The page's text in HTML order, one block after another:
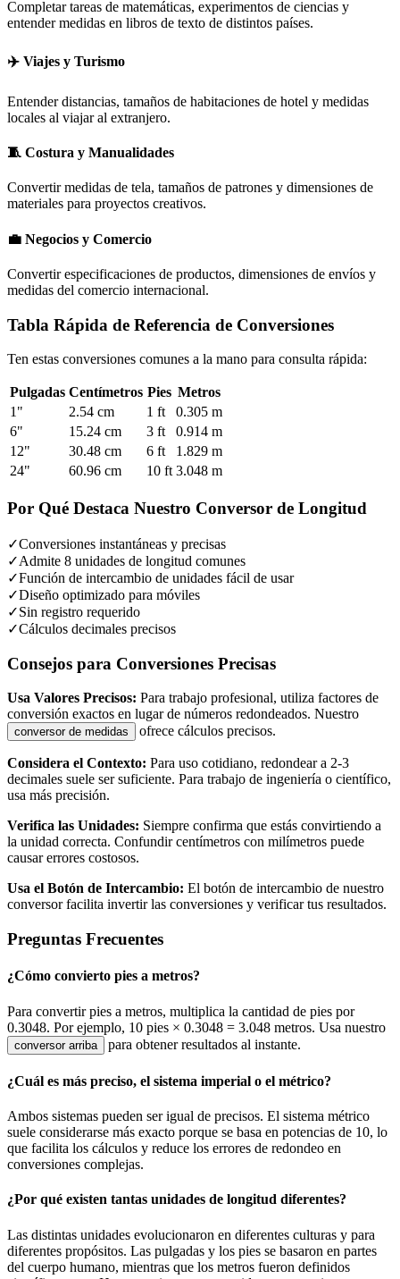
Completar tareas de matemáticas, experimentos de ciencias y
entender medidas en libros de texto de distintos países.
✈️ Viajes y Turismo
Entender distancias, tamaños de habitaciones de hotel y medidas
locales al viajar al extranjero.
🧵 Costura y Manualidades
Convertir medidas de tela, tamaños de patrones y dimensiones de
materiales para proyectos creativos.
💼 Negocios y Comercio
Convertir especificaciones de productos, dimensiones de envíos y
medidas del comercio internacional.
Tabla Rápida de Referencia de Conversiones
Ten estas conversiones comunes a la mano para consulta rápida:
Pulgadas Centímetros Pies Metros
1"
2.54 cm 1 ft
0.305 m
6"
15.24 cm 3 ft
0.914 m
12"
30.48 cm 6 ft
1.829 m
24"
60.96 cm 10 ft 3.048 m
Por Qué Destaca Nuestro Conversor de Longitud
✓Conversiones instantáneas y precisas
✓Admite 8 unidades de longitud comunes
✓Función de intercambio de unidades fácil de usar
✓Diseño optimizado para móviles
✓Sin registro requerido
✓Cálculos decimales precisos
Consejos para Conversiones Precisas
Usa Valores Precisos: Para trabajo profesional, utiliza factores de
conversión exactos en lugar de números redondeados. Nuestro
conversor de medidas ofrece cálculos precisos.
Considera el Contexto: Para uso cotidiano, redondear a 2-3
decimales suele ser suficiente. Para trabajo de ingeniería o científico,
usa más precisión.
Verifica las Unidades: Siempre confirma que estás convirtiendo a
la unidad correcta. Confundir centímetros con milímetros puede
causar errores costosos.
Usa el Botón de Intercambio: El botón de intercambio de nuestro
conversor facilita invertir las conversiones y verificar tus resultados.
Preguntas Frecuentes
¿Cómo convierto pies a metros?
Para convertir pies a metros, multiplica la cantidad de pies por
0.3048. Por ejemplo, 10 pies × 0.3048 = 3.048 metros. Usa nuestro
conversor arriba para obtener resultados al instante.
¿Cuál es más preciso, el sistema imperial o el métrico?
Ambos sistemas pueden ser igual de precisos. El sistema métrico
suele considerarse más exacto porque se basa en potencias de 10, lo
que facilita los cálculos y reduce los errores de redondeo en
conversiones complejas.
¿Por qué existen tantas unidades de longitud diferentes?
Las distintas unidades evolucionaron en diferentes culturas y para
diferentes propósitos. Las pulgadas y los pies se basaron en partes
del cuerpo humano, mientras que los metros fueron definidos